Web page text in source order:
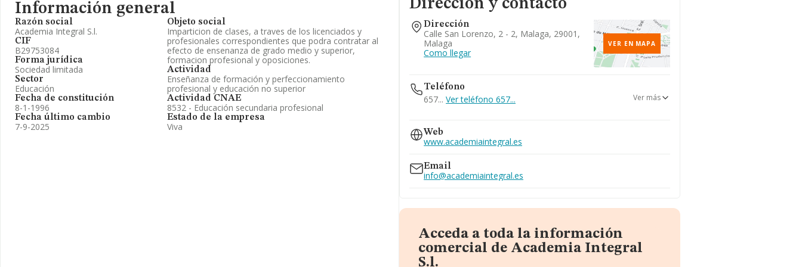
Información general
Razón social
Academia Integral S.l.
CIF
B29753084
Forma jurídica
Sociedad limitada
Sector
Educación
Fecha de constitución
8-1-1996
Fecha último cambio
7-9-2025
Objeto social
Imparticion de clases, a traves de los licenciados y
profesionales correspondientes que podra contratar al
efecto de ensenanza de grado medio y superior,
formacion profesional y oposiciones.
Actividad
Enseñanza de formación y perfeccionamiento
profesional y educación no superior
Actividad CNAE
8532 - Educación secundaria profesional
Estado de la empresa
Viva
Dirección y contacto
Dirección
Calle San Lorenzo, 2 - 2, Malaga, 29001,
Malaga
Como llegar
VER EN MAPA
Teléfono
657...Ver teléfono 657...
952215476
627...
Ver teléfono 627...
Ver más
Web
www.academiaintegral.es
Email
info@academiaintegral.es
Acceda a toda la información
comercial de Academia Integral
S.l.